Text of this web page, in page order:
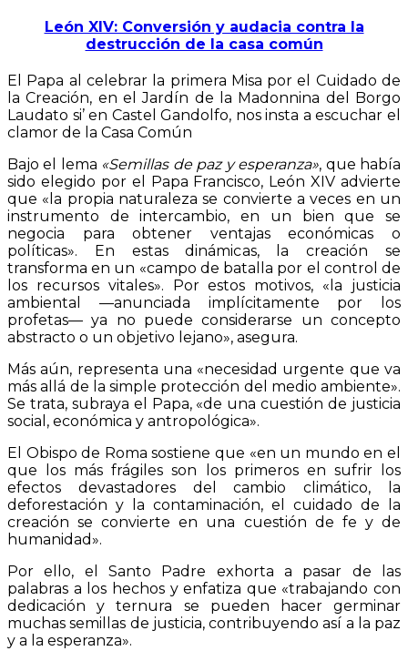
León XIV: Conversión y audacia contra la
destrucción de la casa común
El Papa al celebrar la primera Misa por el Cuidado de
la Creación, en el Jardín de la Madonnina del Borgo
Laudato si’ en Castel Gandolfo, nos insta a escuchar el
clamor de la Casa Común
Bajo el lema «Semillas de paz y esperanza», que había
sido elegido por el Papa Francisco, León XIV advierte
que «la propia naturaleza se convierte a veces en un
instrumento de intercambio, en un bien que se
negocia para obtener ventajas económicas o
políticas». En estas dinámicas, la creación se
transforma en un «campo de batalla por el control de
los recursos vitales». Por estos motivos, «la justicia
ambiental —anunciada implícitamente por los
profetas— ya no puede considerarse un concepto
abstracto o un objetivo lejano», asegura.
Más aún, representa una «necesidad urgente que va
más allá de la simple protección del medio ambiente».
Se trata, subraya el Papa, «de una cuestión de justicia
social, económica y antropológica».
El Obispo de Roma sostiene que «en un mundo en el
que los más frágiles son los primeros en sufrir los
efectos devastadores del cambio climático, la
deforestación y la contaminación, el cuidado de la
creación se convierte en una cuestión de fe y de
humanidad».
Por ello, el Santo Padre exhorta a pasar de las
palabras a los hechos y enfatiza que «trabajando con
dedicación y ternura se pueden hacer germinar
muchas semillas de justicia, contribuyendo así a la paz
y a la esperanza».